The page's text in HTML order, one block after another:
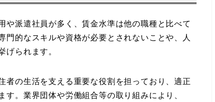
や派遣社員が多く、賃金水準は他の職種と比べて
門的なスキルや資格が必要とされないことや、人
げられます。
者の生活を支える重要な役割を担っており、適正
。業界団体や労働組合等の取り組みにより、